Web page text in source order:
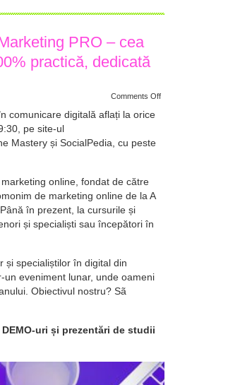
PRO – cea
practică, dedicată
Comments Offon
comunicare digitală aflați la orice
pe site-ul
Mastery și SocialPedia, cu peste
online, fondat de către
de marketing online de la A
în prezent, la cursurile și
și specialiști sau începători în
și specialiștilor în digital din
eveniment lunar, unde oameni
Obiectivul nostru? Sã
uri și prezentări de studii